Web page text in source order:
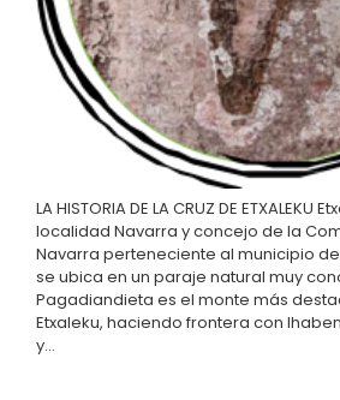
LA HISTORIA DE LA CRUZ DE ETXALEKU
localidad Navarra y concejo de la
Navarra perteneciente al municipio de
se ubica en un paraje natural muy
Pagadiandieta es el monte más
Etxaleku, haciendo frontera con
y…